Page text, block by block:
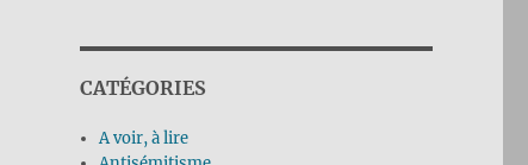
CATÉGORIES
A voir, à lire